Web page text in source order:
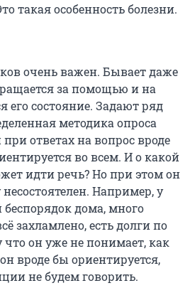
такая особенность болезни.
очень важен. Бывает даже
за помощью и на
его состояние. Задают ряд
методика опроса
ответах на вопрос вроде
во всем. И о какой
идти речь? Но при этом он
Например, у
дома, много
захламлено, есть долги по
что он уже не понимает, как
вроде бы ориентируется,
не будем говорить.